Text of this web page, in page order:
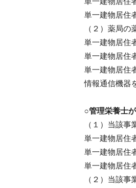
単一建物居
（２）薬局の
単一建物居
単一建物居
単一建物居
情報通信機
○管理栄養士
（１）当該事
単一建物居
単一建物居
単一建物居
（２）当該